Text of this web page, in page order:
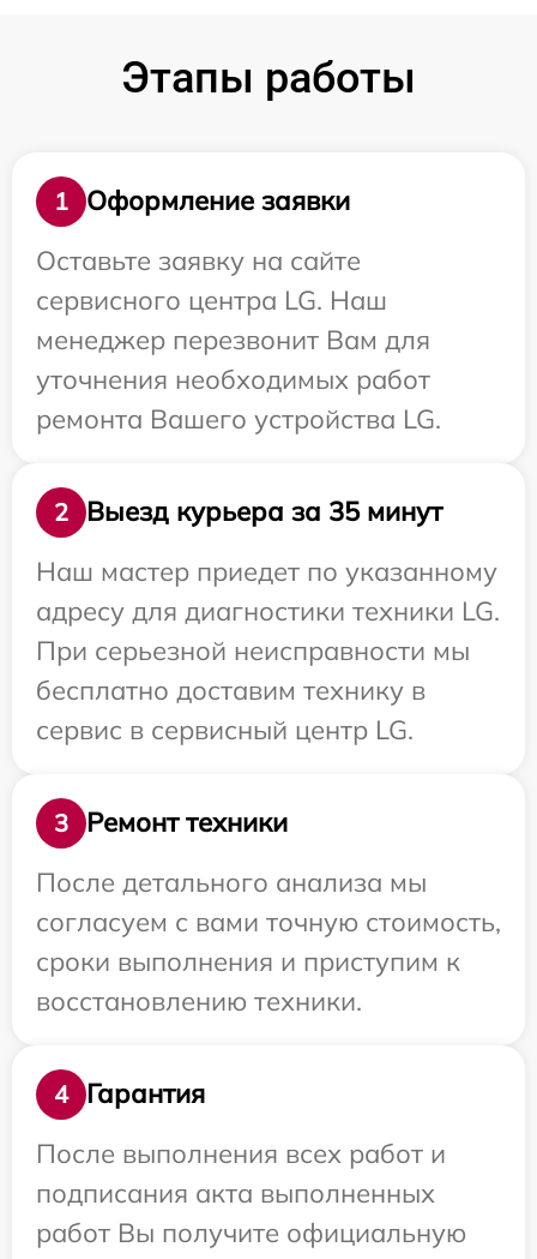
Этапы работы
1
Оформление заявки
Оставьте заявку на сайте
сервисного центра LG. Наш
менеджер перезвонит Вам для
уточнения необходимых работ
ремонта Вашего устройства LG.
2
Выезд курьера за 35 минут
Наш мастер приедет по указанному
адресу для диагностики техники LG.
При серьезной неисправности мы
бесплатно доставим технику в
сервис в сервисный центр LG.
3
Ремонт техники
После детального анализа мы
согласуем с вами точную стоимость,
сроки выполнения и приступим к
восстановлению техники.
4
Гарантия
После выполнения всех работ и
подписания акта выполненных
работ Вы получите официальную